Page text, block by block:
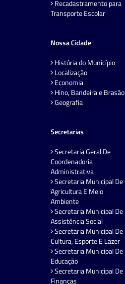
Recadastramento para
Transporte Escolar
Nossa Cidade
História do Município
Localização
Economia
Hino, Bandeira e Brasão
Geografia
Secretarias
Secretaria Geral De
Coordenadoria
Administrativa
Secretaria Municipal De
Agricultura E Meio
Ambiente
Secretaria Municipal De
Assistência Social
Secretaria Municipal De
Cultura, Esporte E Lazer
Secretaria Municipal De
Educação
Secretaria Municipal De
Finanças